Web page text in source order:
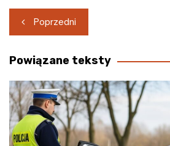
Nawigacja
wpisu
Poprzedni
Powiązane teksty